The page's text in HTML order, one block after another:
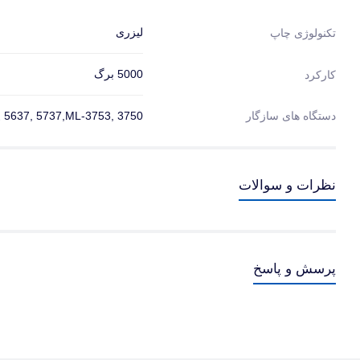
تکنولوژی چاپ لیزری
کارکرد 5000 برگ
دستگاه های سازگار 5637, 5737,ML-3753, 3750
نظرات و سوالات
پرسش و پاسخ